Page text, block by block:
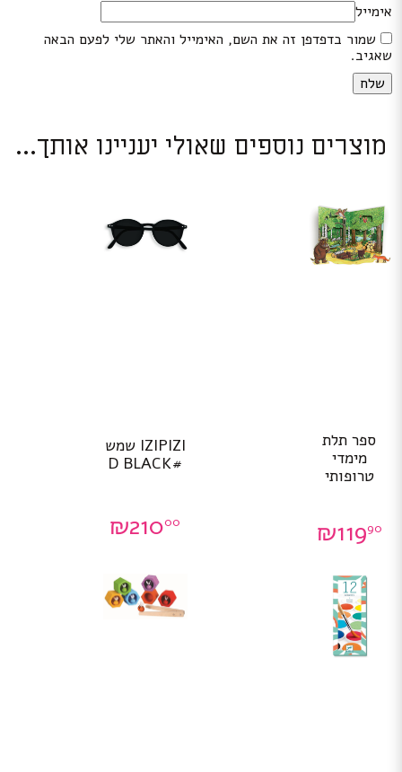
אימייל
שמור בדפדפן זה את השם, האימייל והאתר שלי לפעם הבאה
שאגיב.
מוצרים נוספים שאולי יעניינו אותך...
ספר תלת
מימדי
טרופותי
₪11990
IZIPIZI שמש
#D BLACK
₪21000